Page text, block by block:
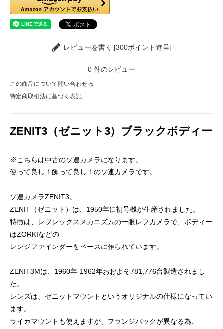
レビューを書く [300ポイント進呈]
0 件のレビュー
この商品について問い合わせる
特定商取引法に基づく表記
ZENIT3（ゼニット3）ブラックボディー
※こちらは中古のソ連カメラになります。
使って良し！飾って良し！のソ連カメラです。
ソ連カメラZENIT3。
ZENIT（ゼニット）は、1950年に初号機が生産されました。
特徴は、レフレックスメカニズムの一眼レフカメラで、ボディー
はZORKIなどの
レンジファインダーをベースに作られています。
ZENIT3Mは、1960年-1962年おおよそ781,776台製造されまし
た。
レンズは、ゼニットマウントというオリジナルの仕様になってい
ます。
ライカマウントも使えますが、フランジバックが異なる為、